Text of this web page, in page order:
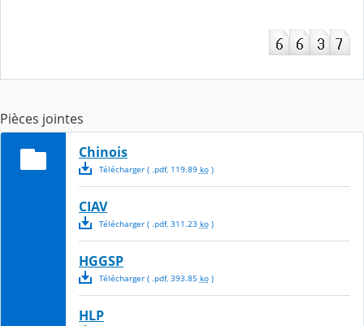
Pièces jointes
Chinois
Télécharger( .pdf, 119.89 ko)
CIAV
Télécharger( .pdf, 311.23 ko)
HGGSP
Télécharger( .pdf, 393.85 ko)
HLP